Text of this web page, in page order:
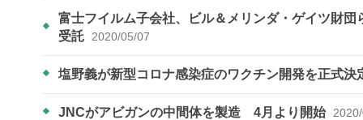
富士フイルム子会社、ビル＆メリンダ・ゲイツ財
受託
2020/05/07
塩野義が新型コロナ感染症のワクチン開発を正式決
JNCがアビガンの中間体を製造 4月より開始